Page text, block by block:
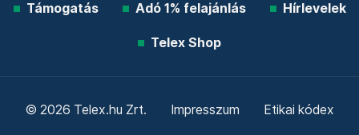
Támogatás Adó 1% felajánlás Hírlevelek
Telex Shop
© 2026 Telex.hu Zrt. Impresszum Etikai kódex